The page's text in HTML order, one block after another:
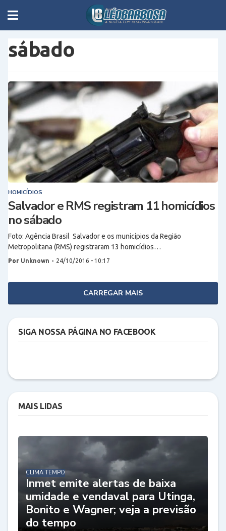
sábado
HOMICÍDIOS
Salvador e RMS registram 11 homicídios
no sábado
Foto: Agência Brasil Salvador e os municípios da Região
Metropolitana (RMS) registraram 13 homicídios…
Por Unknown - 24/10/2016 - 10:17
CARREGAR MAIS
SIGA NOSSA PÁGINA NO FACEBOOK
MAIS LIDAS
CLIMA TEMPO
Inmet emite alertas de baixa
umidade e vendaval para Utinga,
Bonito e Wagner; veja a previsão
do tempo